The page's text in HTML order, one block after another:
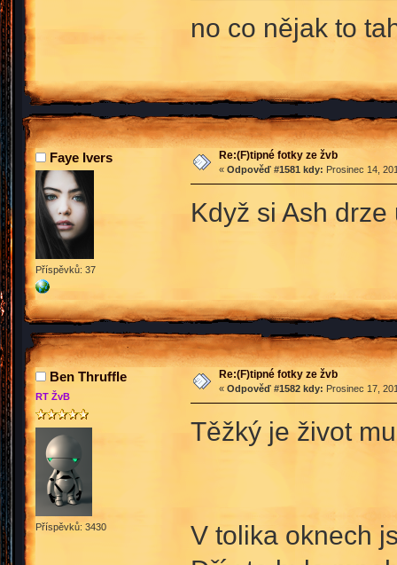
no co nějak to
Faye Ivers
Příspěvků: 37
Re:(F)tipné fotky ze žvb
« Odpověď #1581 kdy: Prosinec 14,
Když si Ash
Ben Thruffle
RT ŽvB
Příspěvků: 3430
Re:(F)tipné fotky ze žvb
« Odpověď #1582 kdy: Prosinec 17,
Těžký je život
V tolika oknech